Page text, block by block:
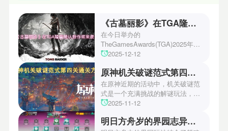
《古墓丽影》在TGA隆重确认新作将来袭！
在今日举办的
TheGamesAwards(TGA)2025年度
游戏颁奖典礼中，古墓丽影系列公
场资讯让众多玩家们都非常期待！
本次官方也宣布游戏将于2027年登
陆PS5、Xbox以及PC平台！有兴
趣的玩家们可以继续留守鲶鱼网！
2025-12-12
原神机关破谜范式第四关通关方法
在原神近期的活动中，机关破谜范
式是一个充满挑战的解谜玩法，其
中第四关是许多玩家遇到困难的地
机关破谜范式第四关通关方法，助
2025-11-12
明日方舟岁的界园志异攻略